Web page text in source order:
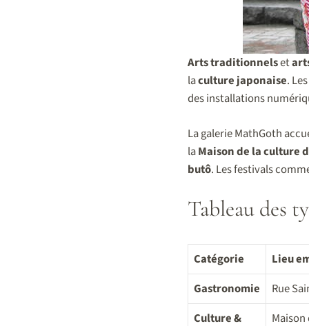
Arts traditionnelset
laculture japonaise.
des installations
La galerie MathGoth
laMaison de la culture
butô. Les festivals
Tableau des
Catégorie Lieu
Gastronomie
Rue
Culture &